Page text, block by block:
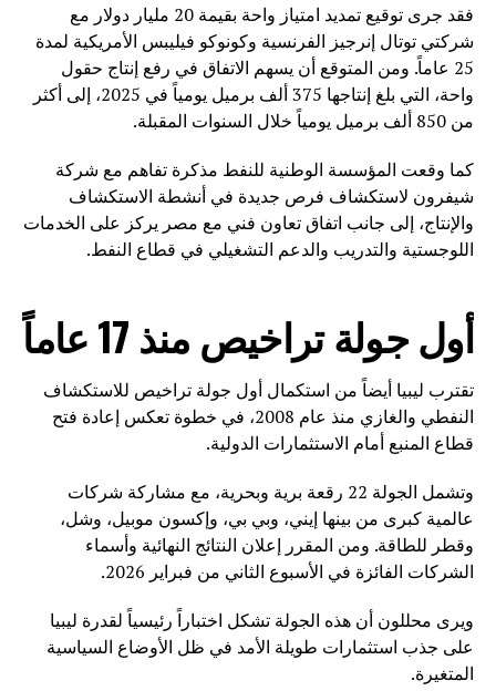
فقد جرى توقيع تمديد امتياز واحة بقيمة 20 مليار دولار مع
شركتي توتال إنرجيز الفرنسية وكونوكو فيليبس الأمريكية لمدة
25 عاماً. ومن المتوقع أن يسهم الاتفاق في رفع إنتاج حقول
واحة، التي بلغ إنتاجها 375 ألف برميل يومياً في 2025، إلى أكثر
من 850 ألف برميل يومياً خلال السنوات المقبلة.
كما وقعت المؤسسة الوطنية للنفط مذكرة تفاهم مع شركة
شيفرون لاستكشاف فرص جديدة في أنشطة الاستكشاف
والإنتاج، إلى جانب اتفاق تعاون فني مع مصر يركز على الخدمات
اللوجستية والتدريب والدعم التشغيلي في قطاع النفط.
أول جولة تراخيص منذ 17 عاماً
تقترب ليبيا أيضاً من استكمال أول جولة تراخيص للاستكشاف
النفطي والغازي منذ عام 2008، في خطوة تعكس إعادة فتح
قطاع المنبع أمام الاستثمارات الدولية.
وتشمل الجولة 22 رقعة برية وبحرية، مع مشاركة شركات
عالمية كبرى من بينها إيني، وبي بي، وإكسون موبيل، وشل،
وقطر للطاقة. ومن المقرر إعلان النتائج النهائية وأسماء
الشركات الفائزة في الأسبوع الثاني من فبراير 2026.
ويرى محللون أن هذه الجولة تشكل اختباراً رئيسياً لقدرة ليبيا
على جذب استثمارات طويلة الأمد في ظل الأوضاع السياسية
المتغيرة.